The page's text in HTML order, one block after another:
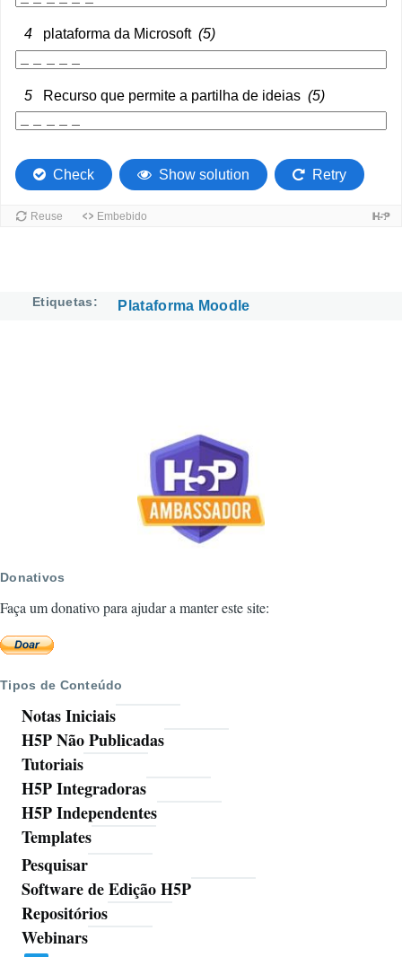
Etiquetas Plataforma Moodle
Donativos
Faça um donativo para ajudar a manter este site:
Tipos de Conteúdo
Notas Iniciais
H5P Não Publicadas
Tutoriais
H5P Integradoras
H5P Independentes
Templates
Ferramentas
Pesquisar
Software de Edição H5P
Repositórios
Webinars